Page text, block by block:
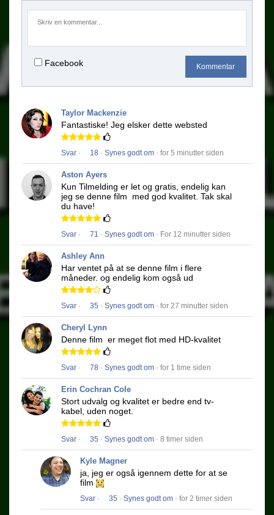
Facebook Kommentar
Taylor Mackenzie
Fantastiske! Jeg elsker dette websted
Svar · 18 · Synes godt om · for 5 minutter siden
Aston Ayers
Kun Tilmelding er let og gratis, endelig kan
jeg se denne film
med god kvalitet. Tak skal
du have!
Svar · 71 · Synes godt om · For 12 minutter siden
Ashley Ann
Har ventet på at se denne film i flere
måneder. og endelig kom også ud
Svar · 35 · Synes godt om · for 27 minutter siden
Cheryl Lynn
Denne film er meget flot med HD-kvalitet
Svar · 78 · Synes godt om · for 1 time siden
Erin Cochran Cole
Stort udvalg og kvalitet er bedre end tv-
kabel, uden noget.
Svar · 35 · Synes godt om · 8 timer siden
Kyle Magner
ja, jeg er også igennem dette for at se
film
Svar · 35 · Synes godt om · for 2 timer siden